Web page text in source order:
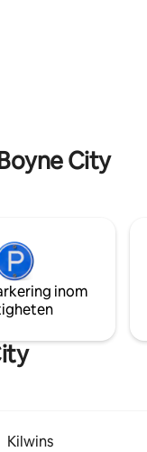
Michigan!
City
inom
Kilwins